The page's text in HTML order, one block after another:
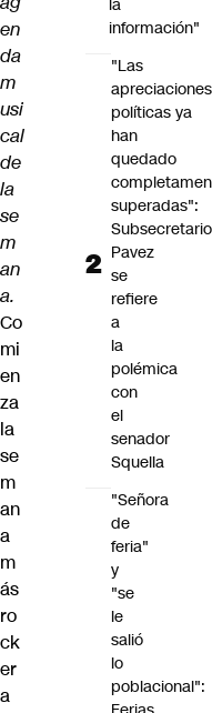
en
da
m
usi
cal
de
la
se
m
an
a.
Co
mi
en
za
la
se
m
an
a
m
ás
ro
ck
er
a
la
información"
"Las
apreciaciones
políticas ya
han
quedado
superadas":
Subsecretario
Pavez
se
refiere
a
la
polémica
con
el
senador
Squella
"Señora
de
feria"
y
"se
le
salió
lo
poblacional":